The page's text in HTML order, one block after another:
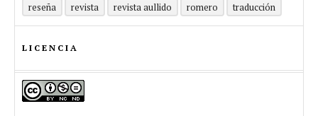
reseña
revista revista aullido romero traducción
LICENCIA